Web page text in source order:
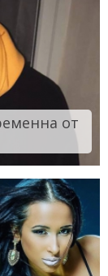
от